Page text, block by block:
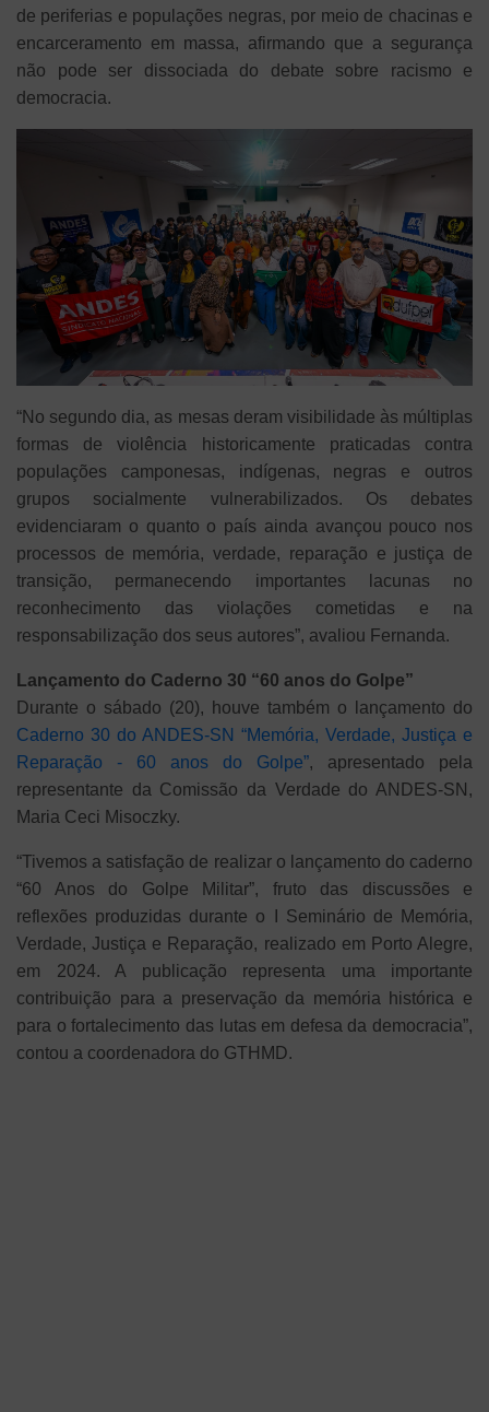
de periferias e populações negras, por meio de chacinas e
encarceramento em massa, afirmando que a segurança
não pode ser dissociada do debate sobre racismo e
democracia.
“No segundo dia, as mesas deram visibilidade às múltiplas
formas de violência historicamente praticadas contra
populações camponesas, indígenas, negras e outros
grupos socialmente vulnerabilizados. Os debates
evidenciaram o quanto o país ainda avançou pouco nos
processos de memória, verdade, reparação e justiça de
transição, permanecendo importantes lacunas no
reconhecimento das violações cometidas e na
responsabilização dos seus autores”, avaliou Fernanda.
Lançamento do Caderno 30 “60 anos do Golpe”
Durante o sábado (20), houve também o lançamento do
Caderno 30 do ANDES-SN “Memória, Verdade, Justiça e
Reparação - 60 anos do Golpe”, apresentado pela
representante da Comissão da Verdade do ANDES-SN,
Maria Ceci Misoczky.
“Tivemos a satisfação de realizar o lançamento do caderno
“60 Anos do Golpe Militar”, fruto das discussões e
reflexões produzidas durante o I Seminário de Memória,
Verdade, Justiça e Reparação, realizado em Porto Alegre,
em 2024. A publicação representa uma importante
contribuição para a preservação da memória histórica e
para o fortalecimento das lutas em defesa da democracia”,
contou a coordenadora do GTHMD.